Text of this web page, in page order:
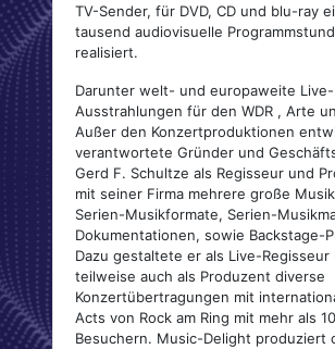
TV-Sender, für DVD, CD und blu-ray
tausend audiovisuelle
realisiert.
Darunter welt- und europaweite Live-
Ausstrahlungen für den WDR , Arte
Außer den Konzertproduktionen
verantwortete Gründer und
Gerd F. Schultze als Regisseur und
mit seiner Firma mehrere große
Serien-Musikformate, Serien-
Dokumentationen, sowie Backstage-
Dazu gestaltete er als Live-Regisseur
teilweise auch als Produzent diverse
Konzertübertragungen mit
Acts von Rock am Ring mit mehr als
Besuchern. Music-Delight produziert